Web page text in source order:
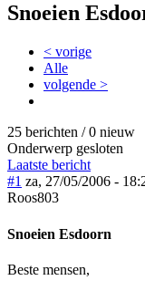
Snoeien
< vorige
Alle
volgende >
25 berichten / 0 nieuw
Onderwerp gesloten
Laatste bericht
#1 za, 27/05/2006 -
Roos803
Snoeien Esdoorn
Beste mensen,